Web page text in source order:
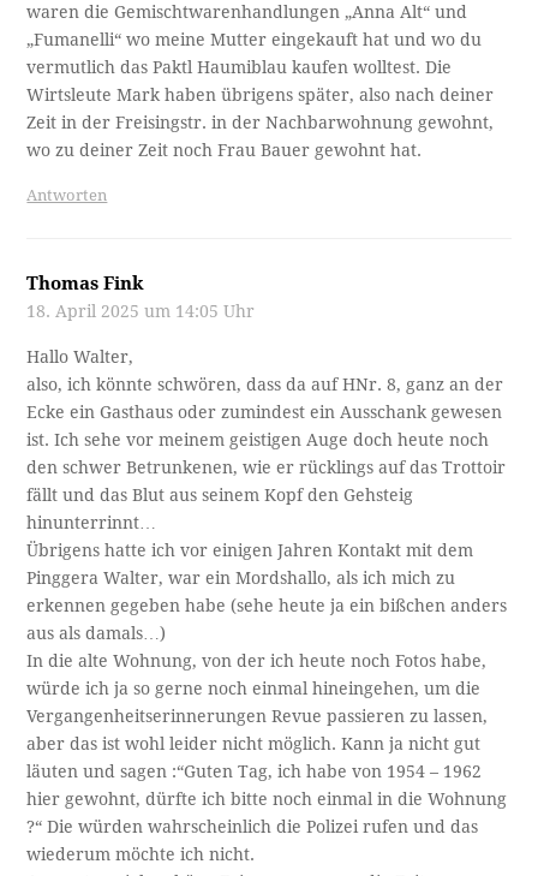
waren die Gemischtwarenhandlungen „Anna Alt“ und
„Fumanelli“ wo meine Mutter eingekauft hat und wo du
vermutlich das Paktl Haumiblau kaufen wolltest. Die
Wirtsleute Mark haben übrigens später, also nach deiner
Zeit in der Freisingstr. in der Nachbarwohnung gewohnt,
wo zu deiner Zeit noch Frau Bauer gewohnt hat.
Antworten
Thomas Fink
18. April 2025 um 14:05 Uhr
Hallo Walter,
also, ich könnte schwören, dass da auf HNr. 8, ganz an der
Ecke ein Gasthaus oder zumindest ein Ausschank gewesen
ist. Ich sehe vor meinem geistigen Auge doch heute noch
den schwer Betrunkenen, wie er rücklings auf das Trottoir
fällt und das Blut aus seinem Kopf den Gehsteig
hinunterrinnt…
Übrigens hatte ich vor einigen Jahren Kontakt mit dem
Pinggera Walter, war ein Mordshallo, als ich mich zu
erkennen gegeben habe (sehe heute ja ein bißchen anders
aus als damals…)
In die alte Wohnung, von der ich heute noch Fotos habe,
würde ich ja so gerne noch einmal hineingehen, um die
Vergangenheitserinnerungen Revue passieren zu lassen,
aber das ist wohl leider nicht möglich. Kann ja nicht gut
läuten und sagen :“Guten Tag, ich habe von 1954 – 1962
hier gewohnt, dürfte ich bitte noch einmal in die Wohnung
?“ Die würden wahrscheinlich die Polizei rufen und das
wiederum möchte ich nicht.